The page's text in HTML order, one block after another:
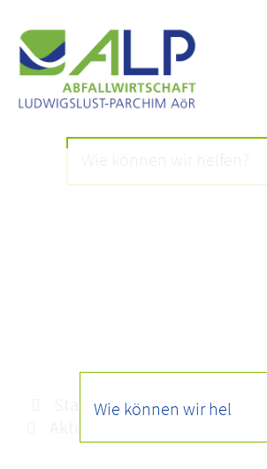
Startseite Infocenter